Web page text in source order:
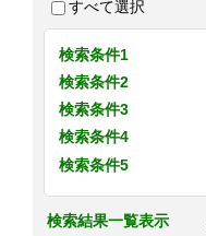
すべて選択
検索条件1
検索条件2
検索条件3
検索条件4
検索条件5
検索結果一覧表示